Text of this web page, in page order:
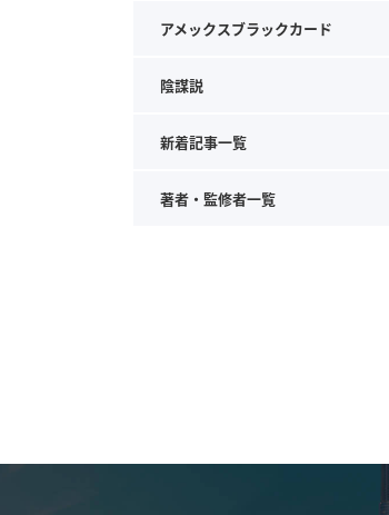
アメックスブラックカード
陰謀説
新着記事一覧
著者・監修者一覧